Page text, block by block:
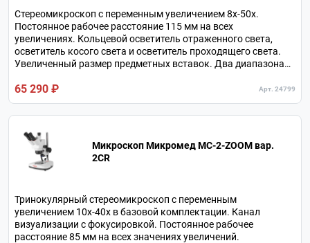
Стереомикроскоп с переменным увеличением 8х-50х.
Постоянное рабочее расстояние 115 мм на всех
увеличениях. Кольцевой осветитель отраженного света,
осветитель косого света и осветитель проходящего света.
Увеличенный размер предметных вставок. Два диапазона
измерительной шкалой.
65 290 ₽ Арт. 24799
Микроскоп Микромед MC-2-ZOOM вар.
2СR
Тринокулярный стереомикроскоп с переменным
увеличением 10х-40х в базовой комплектации. Канал
визуализации с фокусировкой. Постоянное рабочее
расстояние 85 мм на всех значениях увеличений.